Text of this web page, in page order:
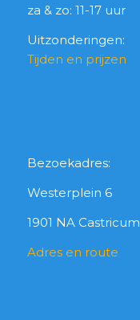
za & zo: 11-17 uur
Uitzonderingen:
Tijden en prijzen
Bezoekadres:
Westerplein 6
1901 NA Castricum
Adres en route